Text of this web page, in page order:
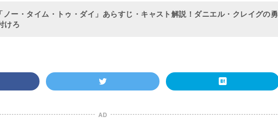
ー・タイム・トゥ・ダイ」あらすじ・キャスト解説！ダニエル・クレイグの勇
けろ
AD